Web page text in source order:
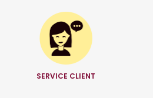
SERVICE CLIENT